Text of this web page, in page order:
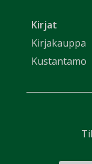
Kirjat
Kirjakauppa
Kustantamo